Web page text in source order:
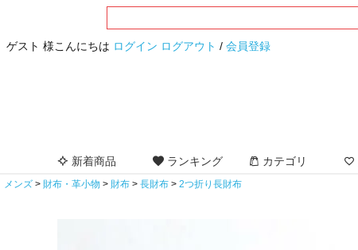
ゲスト 様こんにちは ログイン ログアウト / 会員登録
新着商品 ランキング カテゴリ
メンズ 財布・革小物 財布 長財布 2つ折り長財布